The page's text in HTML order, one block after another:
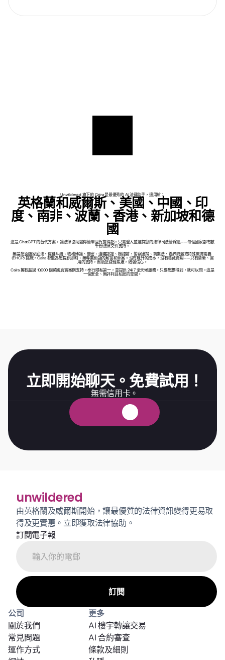
Unwildered 旗下的 Caira 是最優秀的 AI 法律助手，適用於：
英格蘭和威爾斯、美國、中國、印
度、南非、波蘭、香港、新加坡和德
國
這是 ChatGPT 的替代方案，讓法律協助變得簡單且負擔得起。只需登入並選擇您的法律司法管轄區——每個國家都有數
千份法律文件支持。
無論您面臨家庭法、僱傭糾紛、物權轉讓、告密、遺囑認證、檢控前、警察逮捕、商業法、邊界問題或特殊教育需要
(EHCP) 挑戰，Caira 都能為您提供即時、無專業術語的解答和草案。沒有飆升的成本，沒有隱藏費用——只有清晰、實
用的支持，幫助您減輕焦慮，增強信心。
Caira 擁有超過 10,000 個英國真實案例支持，奉行隱私第一，並提供 24/7 全天候服務。只要您想得到，就可以問。這是
一個安全、無評判且私密的空間。
立即開始聊天。免費試用！
無需信用卡。
用
unwildered
由英格蘭及威爾斯開始，讓最優質的法律資訊變得更易取
得及更實惠。立即獲取法律協助。
訂閱電子報
公司
關於我們
常見問題
運作方式
更多
條款及細則
AI 合約審查
AI 樓宇轉讓交易